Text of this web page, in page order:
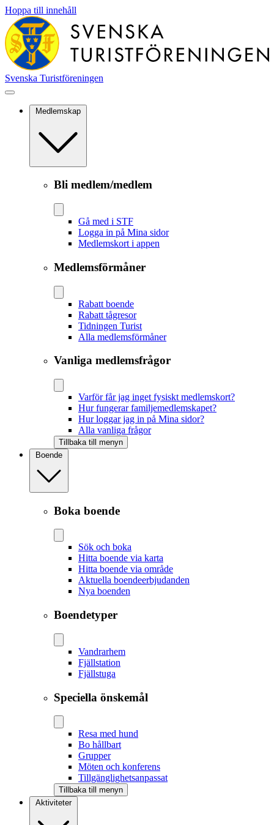
Hoppa till innehåll
Svenska Turistföreningen
Medlemskap
Bli medlem/medlem
Gå med i STF
Logga in på Mina sidor
Medlemskort i appen
Medlemsförmåner
Rabatt boende
Rabatt tågresor
Tidningen Turist
Alla medlemsförmåner
Vanliga medlemsfrågor
Varför får jag inget fysiskt medlemskort?
Hur fungerar familjemedlemskapet?
Hur loggar jag in på Mina sidor?
Alla vanliga frågor
Tillbaka till menyn
Boende
Boka boende
Sök och boka
Hitta boende via karta
Hitta boende via område
Aktuella boendeerbjudanden
Nya boenden
Boendetyper
Vandrarhem
Fjällstation
Fjällstuga
Speciella önskemål
Resa med hund
Bo hållbart
Grupper
Möten och konferens
Tillgänglighetsanpassat
Tillbaka till menyn
Aktiviteter